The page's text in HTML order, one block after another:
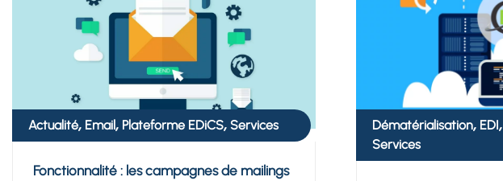
Actualité, Email, Plateforme EDiCS, Services
Fonctionnalité : les campagnes de mailings
Dématérialisation, EDI,
Services